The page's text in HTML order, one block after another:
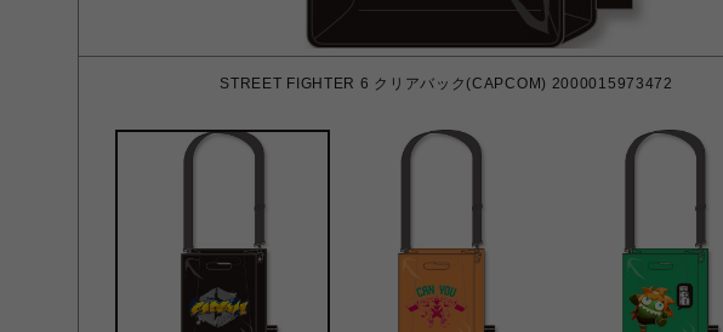
STREET FIGHTER 6 クリアバック(CAPCOM) 2000015973472